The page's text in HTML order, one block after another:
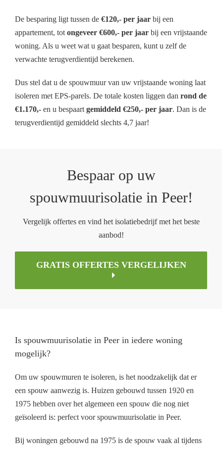
De besparing ligt tussen de €120,- per jaar bij een
appartement, totongeveer €600,- per jaar bij een vrijstaande
woning. Als u weet wat u gaat besparen, kunt u zelf de
verwachte terugverdientijd berekenen.
Dus stel dat u de spouwmuur van uw vrijstaande woning laat
isoleren met EPS-parels. De totale kosten liggen dan rond de
€1.170,- en u bespaartgemiddeld €250,- per jaar. Dan is de
terugverdientijd gemiddeld slechts 4,7 jaar!
Bespaar op uw
spouwmuurisolatie in Peer!
Vergelijk offertes en vind het isolatiebedrijf met het beste
aanbod!
GRATIS OFFERTES VERGELIJKEN
Is spouwmuurisolatie in Peer in iedere woning
mogelijk?
Om uw spouwmuren te isoleren, is het noodzakelijk dat er
een spouw aanwezig is. Huizen gebouwd tussen 1920 en
1975 hebben over het algemeen een spouw die nog niet
geïsoleerd is: perfect voor spouwmuurisolatie in Peer.
Bij woningen gebouwd na 1975 is de spouw vaak al tijdens